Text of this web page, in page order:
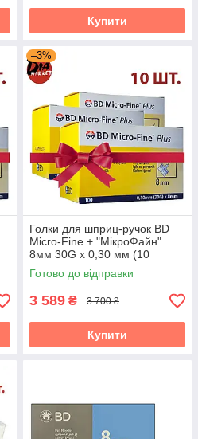
Купити
–3%
Голки для шприц-ручок BD
Micro-Fine + "МікроФайн"
8мм 30G x 0,30 мм (10
упаковок)
Готово до відправки
3 589 ₴ 3 700 ₴
Купити